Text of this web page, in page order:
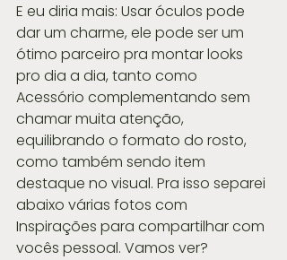
E eu diria mais: Usar óculos pode
dar um charme, ele pode ser um
ótimo parceiro pra montar looks
pro dia a dia, tanto como
Acessório complementando sem
chamar muita atenção,
equilibrando o formato do rosto,
como também sendo item
destaque no visual. Pra isso separei
abaixo várias fotos com
Inspirações para compartilhar com
vocês pessoal. Vamos ver?